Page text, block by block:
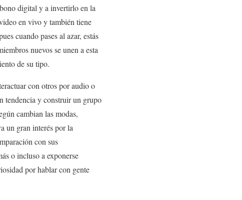
digital y a invertirlo en la
en vivo y también tiene
cuando pases al azar, estás
nuevos se unen a esta
de su tipo.
con otros por audio o
tendencia y construir un grupo
cambian las modas,
un gran interés por la
con sus
o incluso a exponerse
por hablar con gente